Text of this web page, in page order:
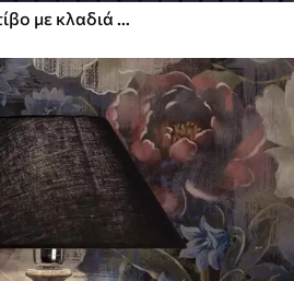
Λεπτό λουλουδάτο μοτίβο με κλαδιά και λουλούδια